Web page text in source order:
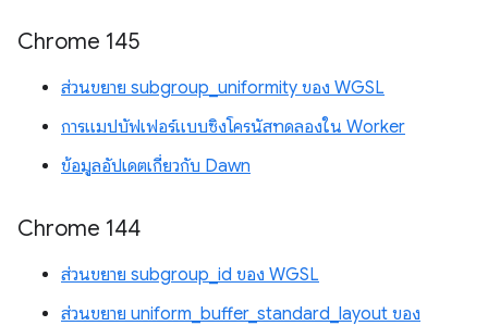
Chrome 145
ส่วนขยาย subgroup_uniformity ของ WGSL
การแมปบัฟเฟอร์แบบซิงโครนัสทดลองใน Worker
ข้อมูลอัปเดตเกี่ยวกับ Dawn
Chrome 144
ส่วนขยาย subgroup_id ของ WGSL
ส่วนขยาย uniform_buffer_standard_layout ของ